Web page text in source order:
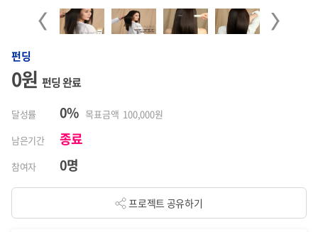
Previous Next
펀딩
0원 펀딩 완료
달성률 0% 목표금액 100,000원
남은기간
종료
참여자 0명
프로젝트 공유하기